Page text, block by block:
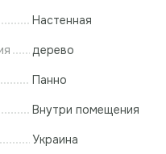
Настенная
дерево
Панно
Внутри помещения
Украина